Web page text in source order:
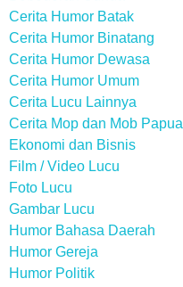
Cerita Humor Batak
Cerita Humor Binatang
Cerita Humor Dewasa
Cerita Humor Umum
Cerita Lucu Lainnya
Cerita Mop dan Mob Papua
Ekonomi dan Bisnis
Film / Video Lucu
Foto Lucu
Gambar Lucu
Humor Bahasa Daerah
Humor Gereja
Humor Politik